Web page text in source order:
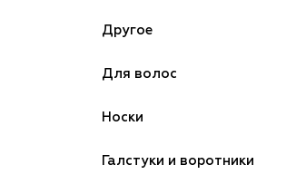
Другое
Для волос
Носки
Галстуки и воротники